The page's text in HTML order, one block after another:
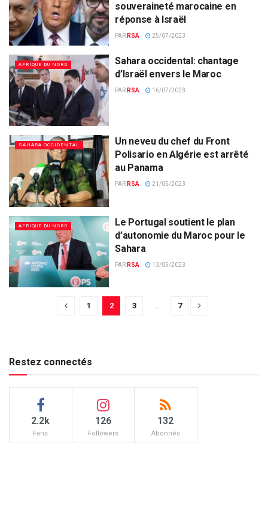
souveraineté marocaine en
réponse à Israël
PAR RSA 25/07/2023
AFRIQUE DU NORD
Sahara occidental: chantage
d’Israël envers le Maroc
PAR RSA 16/07/2023
SAHARA OCCIDENTAL
Un neveu du chef du Front
Polisario en Algérie est arrêté
au Panama
PAR RSA 21/05/2023
AFRIQUE DU NORD
Le Portugal soutient le plan
d’autonomie du Maroc pour le
Sahara
PAR RSA 13/05/2023
1 2 3 … 7
Restez connectés
2.2k
Fans
126
Followers
132
Abonnés